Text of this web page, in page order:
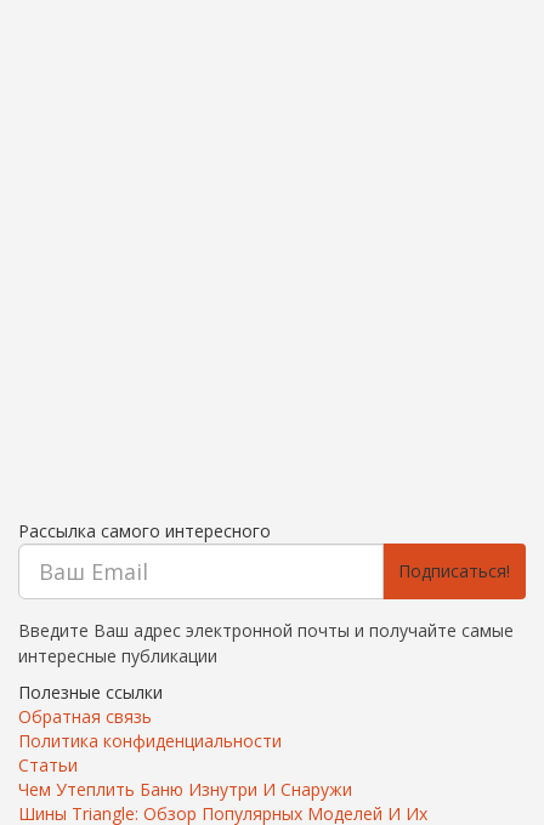
Рассылка самого интересного
Подписаться!
Введите Ваш адрес электронной почты и получайте самые
интересные публикации
Полезные ссылки
Обратная связь
Политика конфиденциальности
Статьи
Чем Утеплить Баню Изнутри И Снаружи
Шины Triangle: Обзор Популярных Моделей И Их